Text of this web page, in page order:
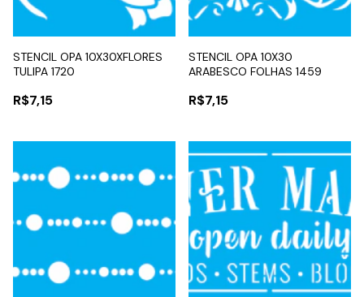
STENCIL OPA 10X30XFLORES
TULIPA 1720
R$7,15
STENCIL OPA 10X30
ARABESCO FOLHAS 1459
R$7,15